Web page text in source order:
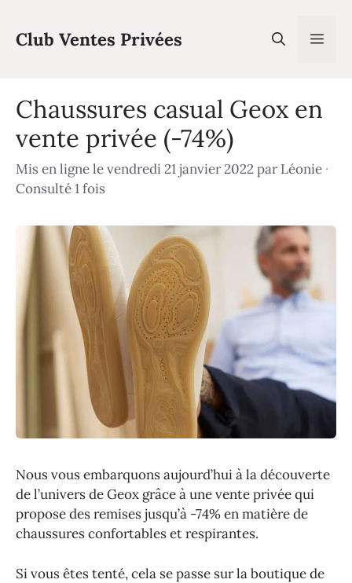
contenu
Club Ventes Privées
Chaussures casual Geox en
vente privée (-74%)
Mis en ligne le vendredi 21 janvier 2022parLéonie ·
Consulté 1 fois
Nous vous embarquons aujourd’hui à la découverte
de l’univers de Geox grâce à une vente privée qui
propose des remises jusqu’à -74% en matière de
chaussures confortables et respirantes.
Si vous êtes tenté, cela se passe sur la boutique de